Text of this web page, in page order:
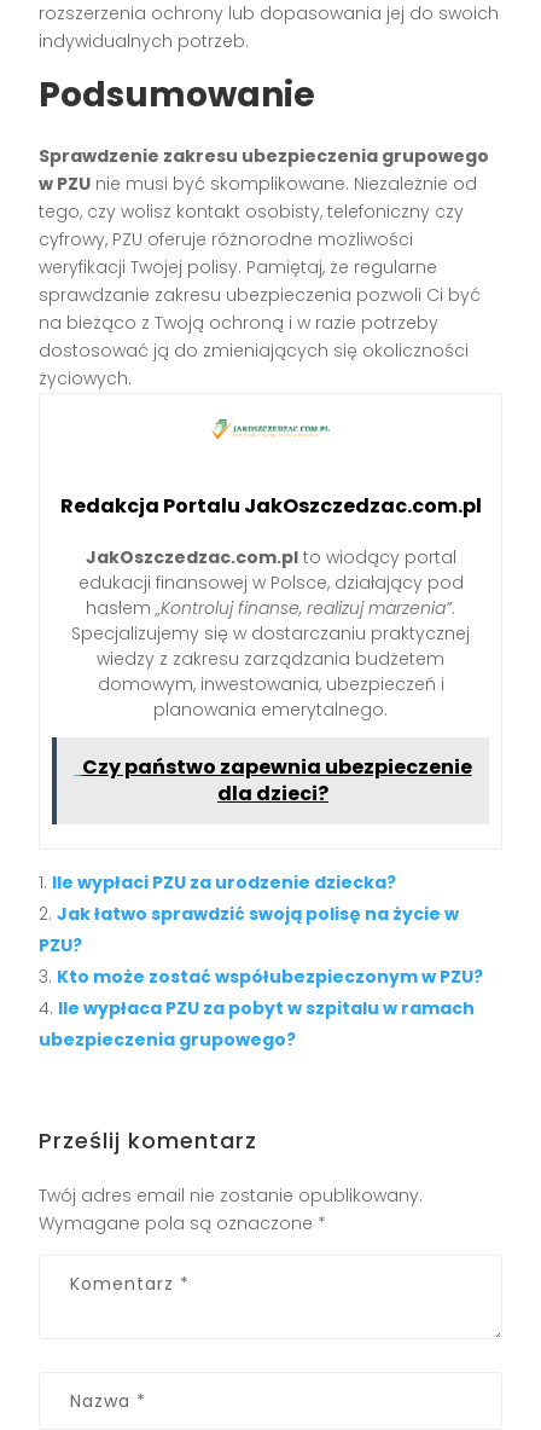
rozszerzenia ochrony lub dopasowania jej do swoich
indywidualnych potrzeb.
Podsumowanie
Sprawdzenie zakresu ubezpieczenia grupowego
w PZU nie musi być skomplikowane. Niezależnie od
tego, czy wolisz kontakt osobisty, telefoniczny czy
cyfrowy, PZU oferuje różnorodne możliwości
weryfikacji Twojej polisy. Pamiętaj, że regularne
sprawdzanie zakresu ubezpieczenia pozwoli Ci być
na bieżąco z Twoją ochroną i w razie potrzeby
dostosować ją do zmieniających się okoliczności
życiowych.
Redakcja Portalu JakOszczedzac.com.pl
JakOszczedzac.com.plto wiodący portal
edukacji finansowej w Polsce, działający pod
hasłem „Kontroluj finanse, realizuj marzenia”.
Specjalizujemy się w dostarczaniu praktycznej
wiedzy z zakresu zarządzania budżetem
domowym, inwestowania, ubezpieczeń i
planowania emerytalnego.
Czy państwo zapewnia ubezpieczenie
dla dzieci?
Ile wypłaci PZU za urodzenie dziecka?
Jak łatwo sprawdzić swoją polisę na życie w
PZU?
Kto może zostać współubezpieczonym w PZU?
Ile wypłaca PZU za pobyt w szpitalu w ramach
ubezpieczenia grupowego?
Prześlij komentarz
Twój adres email nie zostanie opublikowany.
Wymagane pola są oznaczone *